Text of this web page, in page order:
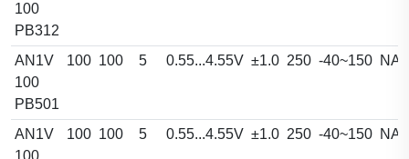
100
PB312
AN1V
100
PB501
100 100 5 0.55...4.55V ±1.0 250 -40~150 NA
AN1V
100 100 5 0.55...4.55V ±1.0 250 -40~150 NA